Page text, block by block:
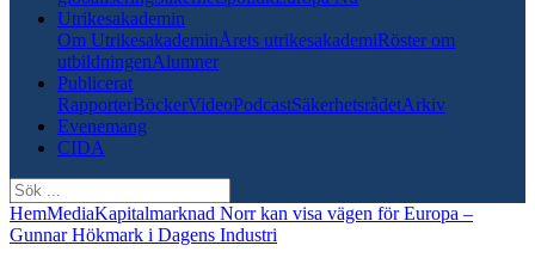
Utrikesakademin
Om UtrikesakademinÅrets utrikesakademiRöster om
utbildningenAlumner
Publicerat
RapporterBöckerVideoPodcastSäkerhetsrådetArkiv
Evenemang
CIDA
HemMediaKapitalmarknad Norr kan visa vägen för Europa –
Gunnar Hökmark i Dagens Industri